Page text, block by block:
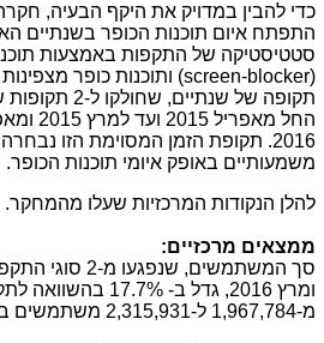
כדי להבין במדויק את היקף הבעיה,
התפתח איום תוכנות הכופר בשנתיים
סטטיסטיקה של התקפות באמצעות
(
screen-blocker) ותוכנות כופר
2016. תקופת הזמן המסוימת הזו
משמעותיים באופק איומי תוכנות הכופר.
להלן הנקודות המרכזיות שעלו מהמחקר.
ממצאים מרכזיים:
ומרץ 2016, גדל ב-
מ-1,967,784 ל-
2,315,931 משתמשים